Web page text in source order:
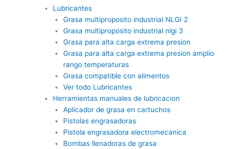
Lubricantes
Grasa multiproposito industrial NLGI 2
Grasa multiproposito industrial nlgi 3
Grasa para alta carga extrema presion
Grasa para alta carga extrema presion amplio
rango temperaturas
Grasa compatible con alimentos
Ver todo Lubricantes
Herramientas manuales de lubricacion
Aplicador de grasa en cartuchos
Pistolas engrasadoras
Pistola engrasadora electromecanica
Bombas llenadoras de grasa